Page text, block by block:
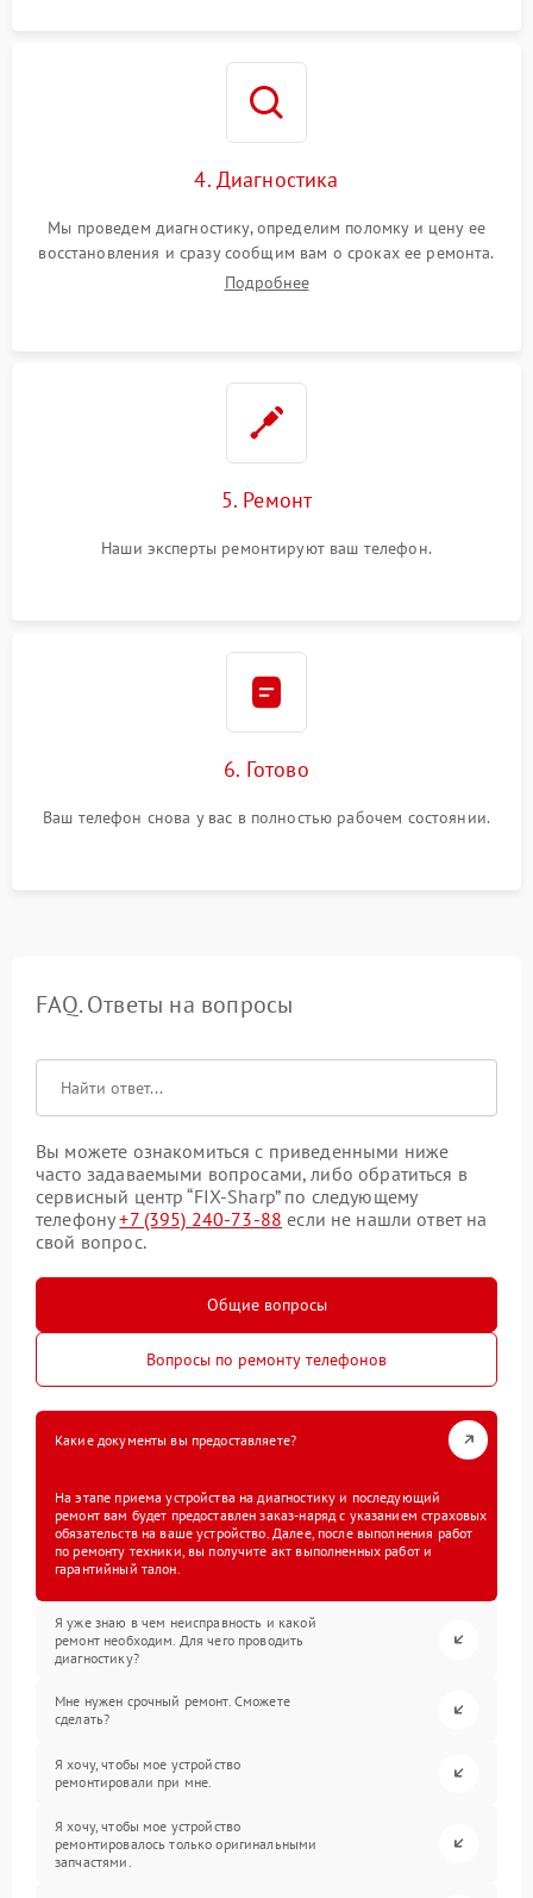
4. Диагностика
Мы проведем диагностику, определим поломку и цену ее
восстановления и сразу сообщим вам о сроках ее ремонта.
Подробнее
5. Ремонт
Наши эксперты ремонтируют ваш телефон.
6. Готово
Ваш телефон снова у вас в полностью рабочем состоянии.
FAQ. Ответы на вопросы
Вы можете ознакомиться с приведенными ниже
часто задаваемыми вопросами, либо обратиться в
сервисный центр “FIX-Sharp” по следующему
телефону+7 (395) 240-73-88 если не нашли ответ на
свой вопрос.
Общие вопросы
Вопросы по ремонту телефонов
Какие документы вы предоставляете?
На этапе приема устройства на диагностику и последующий
ремонт вам будет предоставлен заказ-наряд с указанием страховых
обязательств на ваше устройство. Далее, после выполнения работ
по ремонту техники, вы получите акт выполненных работ и
гарантийный талон.
Я уже знаю в чем неисправность и какой
ремонт необходим. Для чего проводить
диагностику?
Мне нужен срочный ремонт. Сможете
сделать?
Я хочу, чтобы мое устройство
ремонтировали при мне.
Я хочу, чтобы мое устройство
ремонтировалось только оригинальными
запчастями.